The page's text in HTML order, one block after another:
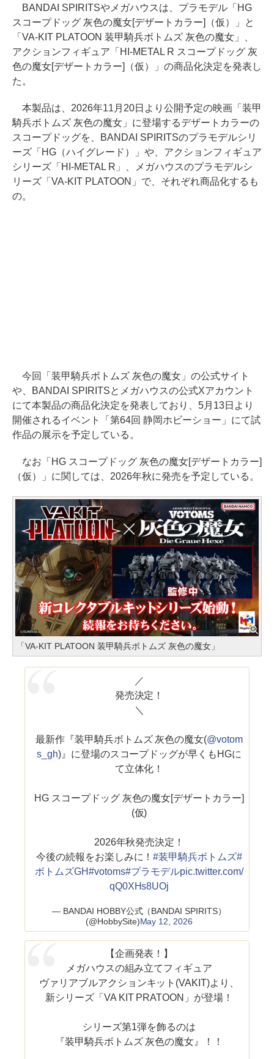
BANDAI SPIRITSやメガハウスは、プラモデル「HG
スコープドッグ 灰色の魔女[デザートカラー]（仮）」と
「VA-KIT PLATOON 装甲騎兵ボトムズ 灰色の魔女」、
アクションフィギュア「HI-METAL R スコープドッグ 灰
色の魔女[デザートカラー]（仮）」の商品化決定を発表し
た。
本製品は、2026年11月20日より公開予定の映画「装甲
騎兵ボトムズ 灰色の魔女」に登場するデザートカラーの
スコープドッグを、BANDAI SPIRITSのプラモデルシリ
ーズ「HG（ハイグレード）」や、アクションフィギュア
シリーズ「HI-METAL R」、メガハウスのプラモデルシ
リーズ「VA-KIT PLATOON」で、それぞれ商品化するも
の。
今回「装甲騎兵ボトムズ 灰色の魔女」の公式サイト
や、BANDAI SPIRITSとメガハウスの公式Xアカウント
にて本製品の商品化決定を発表しており、5月13日より
開催されるイベント「第64回 静岡ホビーショー」にて試
作品の展示を予定している。
なお「HG スコープドッグ 灰色の魔女[デザートカラー]
（仮）」に関しては、2026年秋に発売を予定している。
「VA-KIT PLATOON 装甲騎兵ボトムズ 灰色の魔女」
／
発売決定！
＼
最新作『装甲騎兵ボトムズ 灰色の魔女(@votom
s_gh)』に登場のスコープドッグが早くもHGに
て立体化！
HG スコープドッグ 灰色の魔女[デザートカラー]
(仮)
2026年秋発売決定！
今後の続報をお楽しみに！#装甲騎兵ボトムズ#
ボトムズGH#votoms#プラモデルpic.twitter.com/
qQ0XHs8UOj
— BANDAI HOBBY公式（BANDAI SPIRITS）
(@HobbySite)May 12, 2026
【企画発表！】
メガハウスの組み立てフィギュア
ヴァリアブルアクションキット(VAKIT)より、
新シリーズ「VA KIT PRATOON」が登場！
シリーズ第1弾を飾るのは
『装甲騎兵ボトムズ 灰色の魔女』！！